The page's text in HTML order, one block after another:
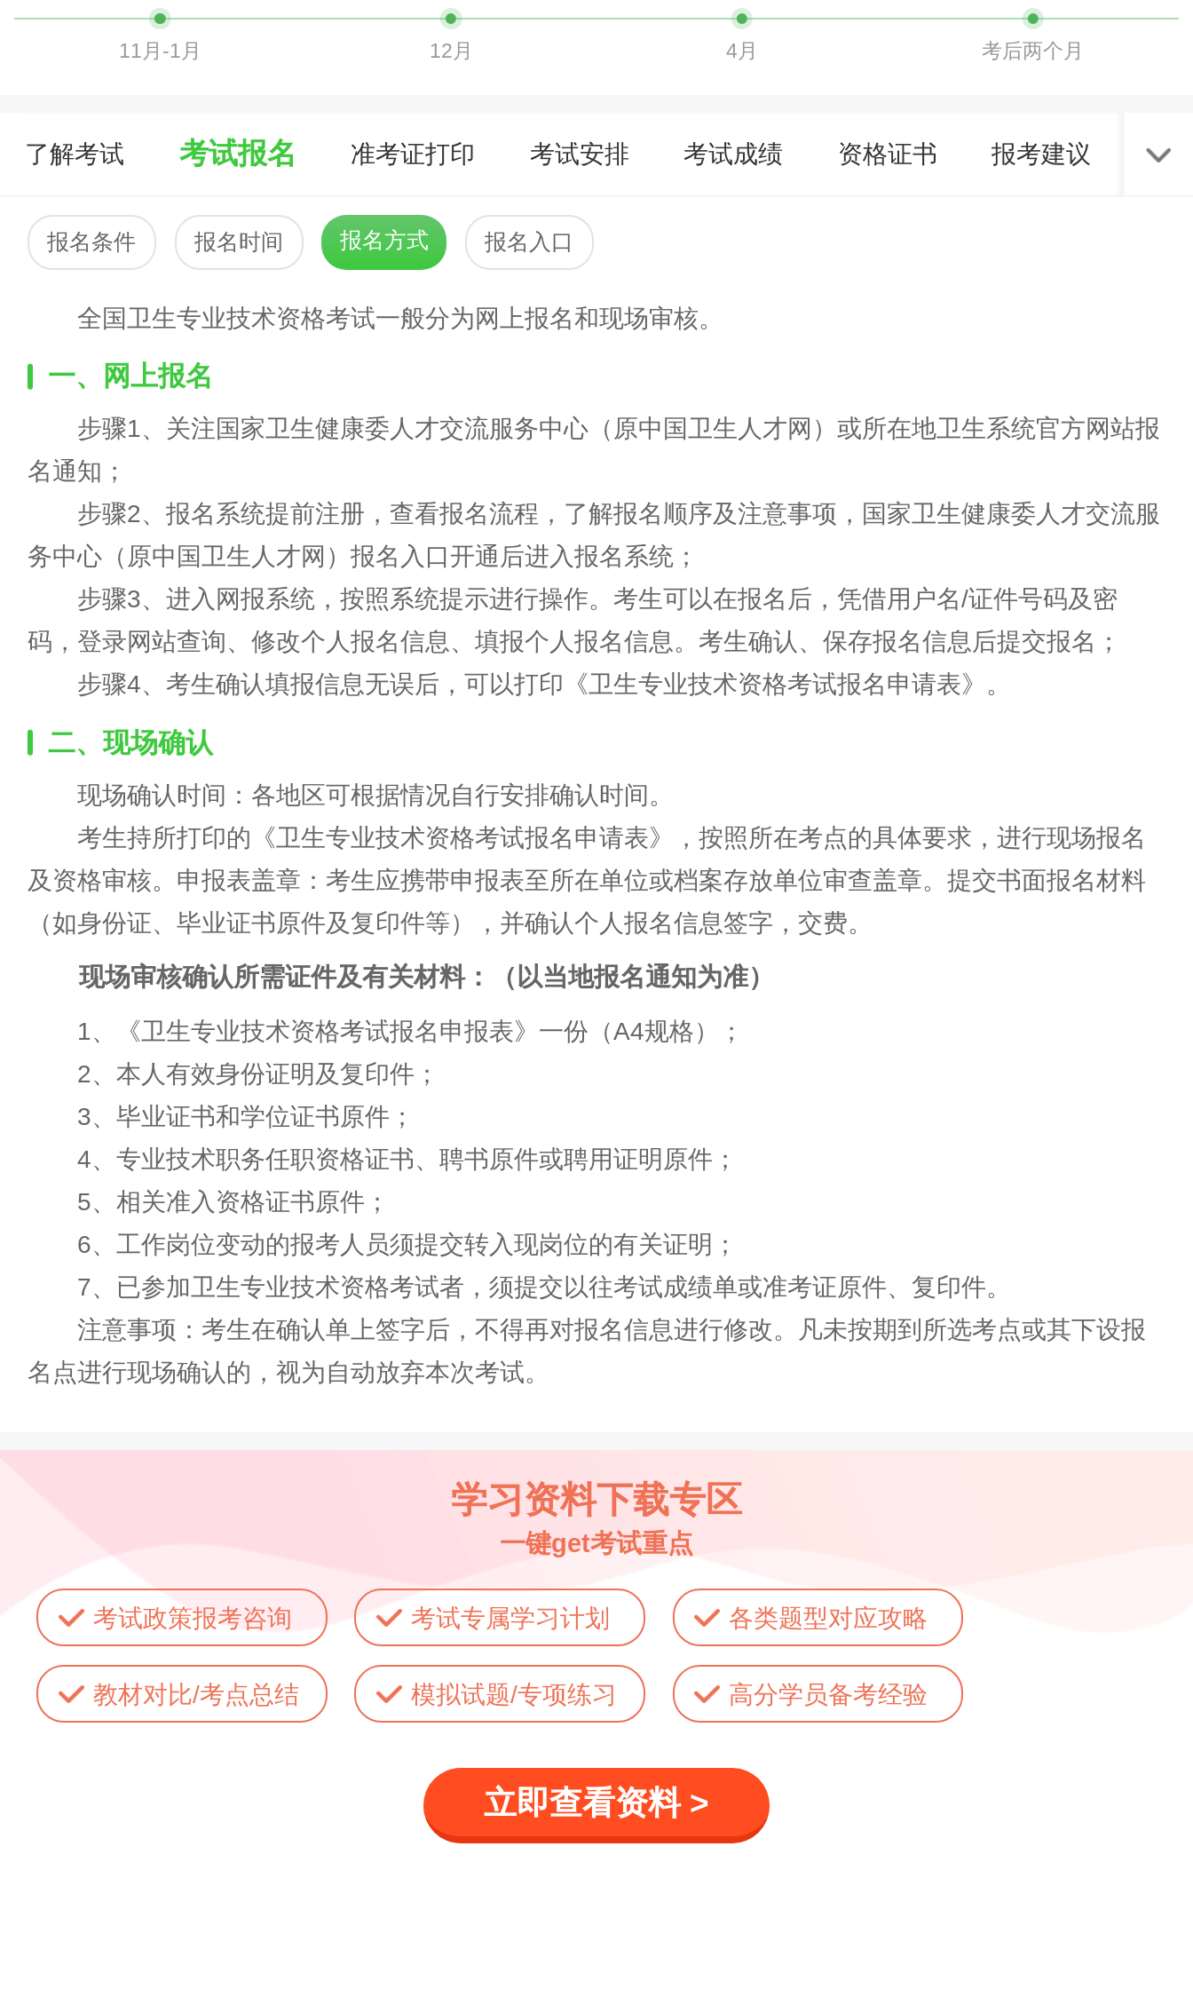
11月-1月 12月 4月 考后两个月
了解考试 考试报名 准考证打印 考试安排 考试成绩 资格证书 报考建议 考
报名条件 报名时间 报名方式 报名入口
全国卫生专业技术资格考试一般分为网上报名和现场审核。
一、网上报名
步骤1、关注国家卫生健康委人才交流服务中心（原中国卫生人才网）或所在地卫生系统官方网站报
名通知；
步骤2、报名系统提前注册，查看报名流程，了解报名顺序及注意事项，国家卫生健康委人才交流服
务中心（原中国卫生人才网）报名入口开通后进入报名系统；
步骤3、进入网报系统，按照系统提示进行操作。考生可以在报名后，凭借用户名/证件号码及密
码，登录网站查询、修改个人报名信息、填报个人报名信息。考生确认、保存报名信息后提交报名；
步骤4、考生确认填报信息无误后，可以打印《卫生专业技术资格考试报名申请表》。
二、现场确认
现场确认时间：各地区可根据情况自行安排确认时间。
考生持所打印的《卫生专业技术资格考试报名申请表》，按照所在考点的具体要求，进行现场报名
及资格审核。申报表盖章：考生应携带申报表至所在单位或档案存放单位审查盖章。提交书面报名材料
（如身份证、毕业证书原件及复印件等），并确认个人报名信息签字，交费。
现场审核确认所需证件及有关材料：（以当地报名通知为准）
1、《卫生专业技术资格考试报名申报表》一份（A4规格）；
2、本人有效身份证明及复印件；
3、毕业证书和学位证书原件；
4、专业技术职务任职资格证书、聘书原件或聘用证明原件；
5、相关准入资格证书原件；
6、工作岗位变动的报考人员须提交转入现岗位的有关证明；
7、已参加卫生专业技术资格考试者，须提交以往考试成绩单或准考证原件、复印件。
注意事项：考生在确认单上签字后，不得再对报名信息进行修改。凡未按期到所选考点或其下设报
名点进行现场确认的，视为自动放弃本次考试。
学习资料下载专区
一键get考试重点
考试政策报考咨询 考试专属学习计划 各类题型对应攻略
教材对比/考点总结 模拟试题/专项练习 高分学员备考经验
立即查看资料 >